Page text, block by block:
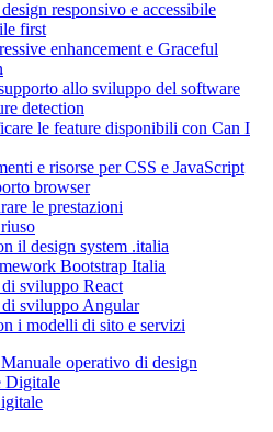
responsivo e accessibile
first
enhancement e Graceful
allo sviluppo del software
detection
le feature disponibili con Can I
e risorse per CSS e JavaScript
browser
le prestazioni
il design system .italia
Bootstrap Italia
sviluppo React
sviluppo Angular
i modelli di sito e servizi
operativo di design